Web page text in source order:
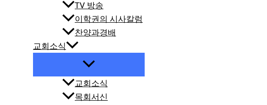
TV 방송
이학권의 시사칼럼
찬양과경배
교회소식
교회소식
목회서신